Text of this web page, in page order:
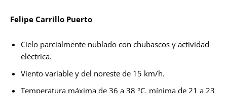
Felipe Carrillo Puerto
Cielo parcialmente nublado con chubascos y actividad
eléctrica.
Viento variable y del noreste de 15 km/h.
Temperatura máxima de 36 a 38 °C, mínima de 21 a 23